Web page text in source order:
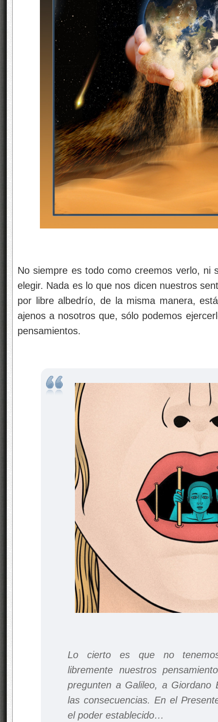
No siempre es todo como creemos verlo, ni
elegir. Nada es lo que nos dicen nuestros
por libre albedrío, de la misma manera,
ajenos a nosotros que, sólo podemos
pensamientos.
Lo cierto es que no
libremente nuestros
pregunten a Galileo, a
las consecuencias. En el
el poder establecido…